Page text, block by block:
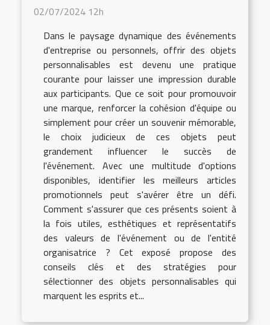
02/07/2024 12h
Dans le paysage dynamique des événements
d'entreprise ou personnels, offrir des objets
personnalisables est devenu une pratique
courante pour laisser une impression durable
aux participants. Que ce soit pour promouvoir
une marque, renforcer la cohésion d'équipe ou
simplement pour créer un souvenir mémorable,
le choix judicieux de ces objets peut
grandement influencer le succès de
l'événement. Avec une multitude d'options
disponibles, identifier les meilleurs articles
promotionnels peut s'avérer être un défi.
Comment s'assurer que ces présents soient à
la fois utiles, esthétiques et représentatifs
des valeurs de l'événement ou de l'entité
organisatrice ? Cet exposé propose des
conseils clés et des stratégies pour
sélectionner des objets personnalisables qui
marquent les esprits et...